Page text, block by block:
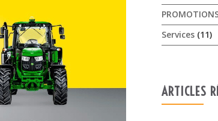
Services (11)
ARTICLES